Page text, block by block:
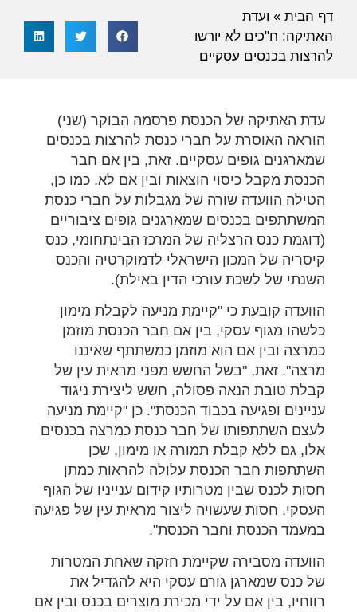
דף הבית » ועדת
האתיקה: ח"כים לא יורשו
להרצות בכנסים עסקיים
עדת האתיקה של הכנסת פרסמה הבוקר (שני)
הוראה האוסרת על חברי כנסת להרצות בכנסים
שמארגנים גופים עסקיים. זאת, בין אם חבר
הכנסת מקבל כיסוי הוצאות ובין אם לא. כמו כן,
הטילה הוועדה שורה של מגבלות על חברי כנסת
המשתתפים בכנסים שמארגנים גופים ציבוריים
(דוגמת כנס הרצליה של המרכז הבינתחומי, כנס
קיסריה של המכון הישראלי לדמוקרטיה והכנס
השנתי של לשכת עורכי הדין באילת).
הוועדה קובעת כי "קיימת מניעה לקבלת מימון
כלשהו מגוף עסקי, בין אם חבר הכנסת מוזמן
כמרצה ובין אם הוא מוזמן כמשתתף שאיננו
מרצה". זאת, "בשל החשש מפני מראית עין של
קבלת טובת הנאה פסולה, חשש ליצירת ניגוד
עניינים ופגיעה בכבוד הכנסת". כן "קיימת מניעה
לעצם השתתפותו של חבר כנסת כמרצה בכנסים
אלו, גם ללא קבלת תמורה או מימון, שכן
השתתפות חבר הכנסת עלולה להראות כמתן
חסות לכנס שבין מטרותיו קידום ענייניו של הגוף
העסקי, חסות שעשויה ליצור מראית עין של פגיעה
במעמד הכנסת וחבר הכנסת".
הוועדה מסבירה שקיימת חזקה שאחת המטרות
של כנס שמארגן גורם עסקי היא להגדיל את
רווחיו, בין אם על ידי מכירת מוצרים בכנס ובין אם